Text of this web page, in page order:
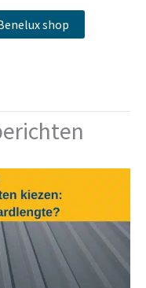
shop